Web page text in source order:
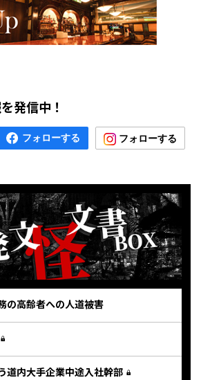
発信中！
の高齢者への人道被害
道内大手企業中途入社幹部